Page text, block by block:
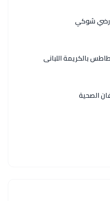
شوكي
بالكريمة اللبانى
الصحية